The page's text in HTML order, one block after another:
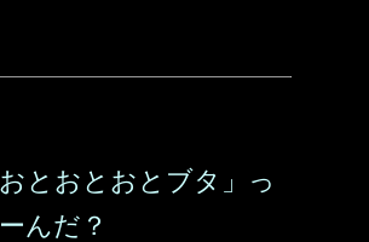
おとおとおとブタ」っ
んだ？